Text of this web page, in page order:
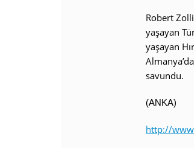
Robert
yaşayan
yaşayan
savundu.
(ANKA)
http://